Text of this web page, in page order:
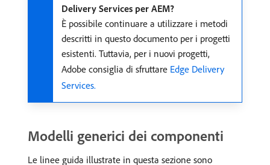
Delivery Services per AEM?
È possibile continuare a utilizzare i metodi
descritti in questo documento per i progetti
esistenti. Tuttavia, per i nuovi progetti,
Adobe consiglia di sfruttare Edge Delivery
Services.
Modelli generici dei componenti
Le linee guida illustrate in questa sezione sono